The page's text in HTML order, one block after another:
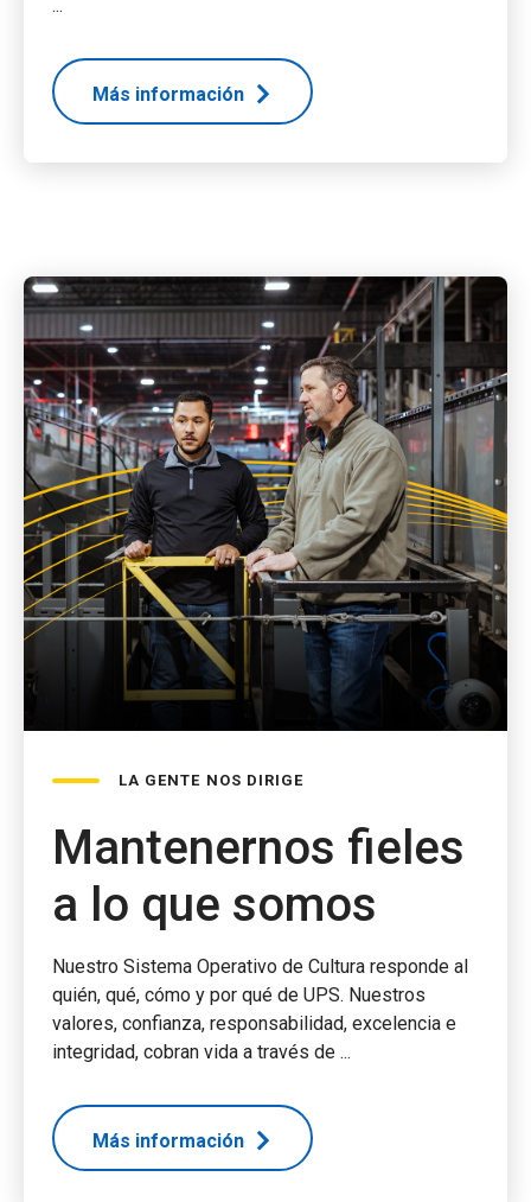
...
Más información
LA GENTE NOS DIRIGE
Mantenernos fieles
a lo que somos
Nuestro Sistema Operativo de Cultura responde al
quién, qué, cómo y por qué de UPS. Nuestros
valores, confianza, responsabilidad, excelencia e
integridad, cobran vida a través de ...
Más información